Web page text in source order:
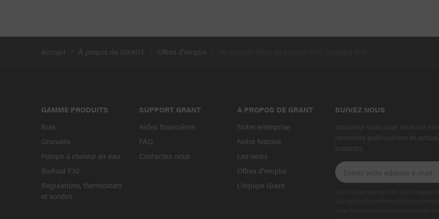
Accueil À propos de GRANT Offres d'emploi
GAMME PRODUITS
Bois
Granulés
Pompe à chaleur air eau
Biofioul F30
Régulations, thermostats
et sondes
SUPPORT GRANT
Aides financières
FAQ
Contactez-nous
A PROPOS DE GRANT
Notre entreprise
Notre histoire
Les news
Offres d'emploi
L'équipe Grant
SUIVEZ NOUS
Inscrivez-vous pour recevoir nos
dernières publications et
produits.